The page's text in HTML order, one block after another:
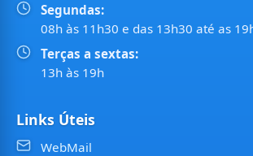
Segundas:
08h às 11h30 e das 13h30 até as
Terças a sextas:
13h às 19h
Links Úteis
WebMail